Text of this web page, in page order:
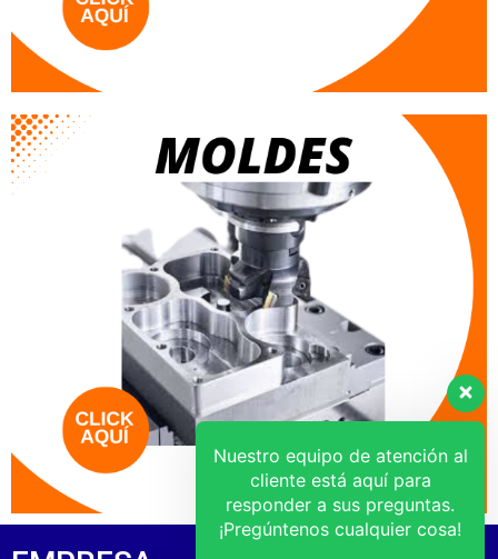
Nuestro equipo de atención al
cliente está aquí para
responder a sus preguntas.
¡Pregúntenos cualquier cosa!